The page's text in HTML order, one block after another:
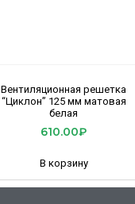
Вентиляционная решетка
“Циклон” 125 мм матовая
белая
610.00₽
В корзину